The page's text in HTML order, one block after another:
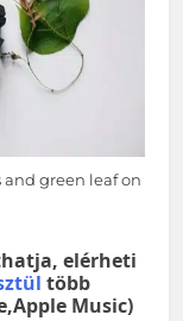
and green leaf on
elérheti
több
Music)